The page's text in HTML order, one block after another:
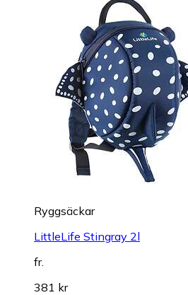
Ryggsäckar
LittleLife Stingray 2l
fr.
381 kr